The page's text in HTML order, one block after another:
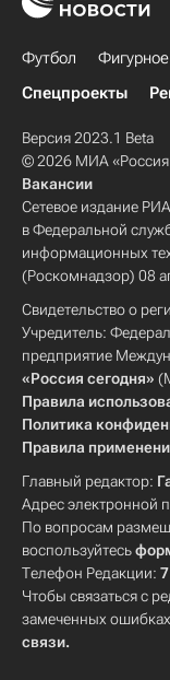
Футбол
Спецпроекты
Версия 2023.1 Beta
© 2026 МИА «Россия
Вакансии
Сетевое издание
в Федеральной
информационных
(Роскомнадзор) 08
Свидетельство о
Учредитель:
предприятие
«Россия сегодня»
Правила
Политика
Правила
Главный редактор:
Адрес электронной
По вопросам
воспользуйтесь
Телефон Редакции:
Чтобы связаться с
замеченных
связи.